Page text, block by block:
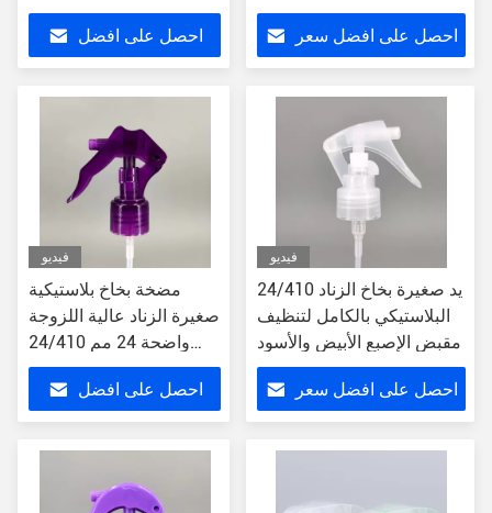
احصل على افضل
الحدائق
احصل على افضل سعر
فيديو
مضخة بخاخ بلاستيكية
صغيرة الزناد عالية اللزوجة
واضحة 24 مم 24/410
20-410 مع زر القفل
احصل على افضل
فيديو
24/410 يد صغيرة بخاخ الزناد
البلاستيكي بالكامل لتنظيف
مقبض الإصبع الأبيض والأسود
احصل على افضل سعر